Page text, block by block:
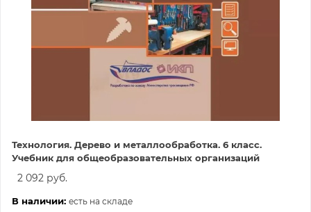
Технология. Дерево и металлообработка. 6 класс.
Учебник для общеобразовательных организаций
2 092 руб.
В наличии: есть на складе